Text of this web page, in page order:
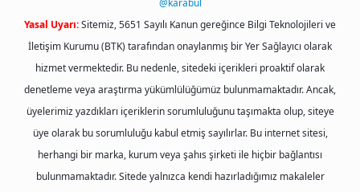
@karabul
Yasal Uyarı:Sitemiz, 5651 Sayılı Kanun gereğince Bilgi Teknolojileri ve
İletişim Kurumu (BTK) tarafından onaylanmış bir Yer Sağlayıcı olarak
hizmet vermektedir. Bu nedenle, sitedeki içerikleri proaktif olarak
denetleme veya araştırma yükümlülüğümüz bulunmamaktadır. Ancak,
üyelerimiz yazdıkları içeriklerin sorumluluğunu taşımakta olup, siteye
üye olarak bu sorumluluğu kabul etmiş sayılırlar. Bu internet sitesi,
herhangi bir marka, kurum veya şahıs şirketi ile hiçbir bağlantısı
bulunmamaktadır. Sitede yalnızca kendi hazırladığımız makaleler